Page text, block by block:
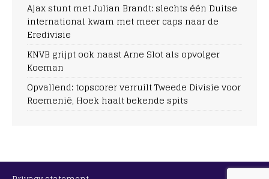
Ajax stunt met Julian Brandt: slechts één Duitse
international kwam met meer caps naar de
Eredivisie
KNVB grijpt ook naast Arne Slot als opvolger
Koeman
Opvallend: topscorer verruilt Tweede Divisie voor
Roemenië, Hoek haalt bekende spits